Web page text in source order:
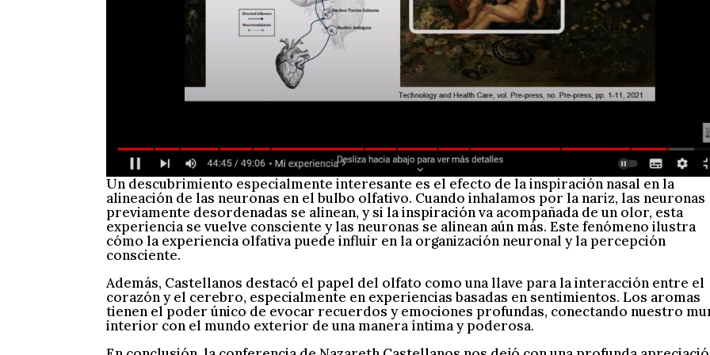
Un descubrimiento especialmente interesante es el efecto de la inspiración nasal en la
alineación de las neuronas en el bulbo olfativo. Cuando inhalamos por la nariz, las neuronas
previamente desordenadas se alinean, y si la inspiración va acompañada de un olor, esta
experiencia se vuelve consciente y las neuronas se alinean aún más. Este fenómeno ilustra
cómo la experiencia olfativa puede influir en la organización neuronal y la percepción
consciente.
Además, Castellanos destacó el papel del olfato como una llave para la interacción entre el
corazón y el cerebro, especialmente en experiencias basadas en sentimientos. Los aromas
tienen el poder único de evocar recuerdos y emociones profundas, conectando nuestro
interior con el mundo exterior de una manera íntima y poderosa.